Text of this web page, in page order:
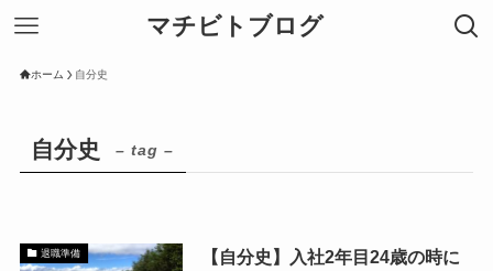
マチビトブログ
ホーム 自分史
自分史 – tag –
退職準備
【自分史】入社2年目24歳の時に